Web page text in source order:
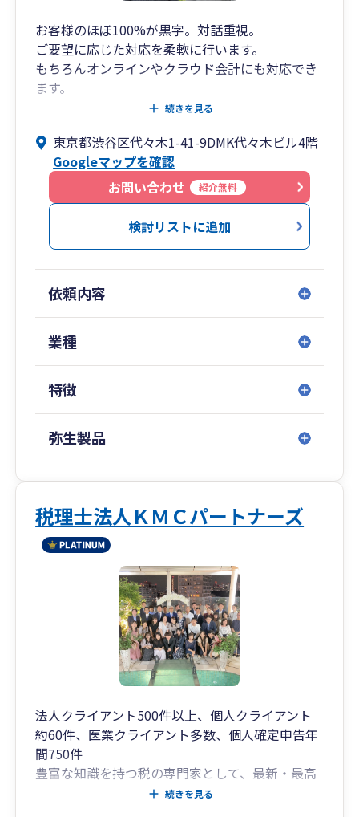
金繰りはお世辞にも順風満帆で安心経営とは言え
ず、金策に走る事も多かったと聞いています。
当時は、「黒字なのに資金繰りが厳しい理由」が
わかりませんでしたが、今なら説明ができます。
私たちの仕事は、いかに「難しいことをわかりや
すく」するかが重要だと考えています。
難しい専門用語をできる限り無くし、回りくどい
内容をシンプルに説明することで、「日本一わか
りやすい税理士」を目指しています。
クラウド会計、ＯＣＲ、クラウドサーバー、ビジ
ネスチャット、リモートシステムなど、新しい技
術がどんどん出てきています。
未だに会計ソフトを手入力している方、会計帳簿
ャンスです。
祖父や父のような中小企業の社長を助けたい、と
もに走りたいと考え、税理士になりました。
いく経営者として、最高のＩＴ税理士法人を導い
ていきたいと考えています。
お客様のほぼ100%が黒字。対話重視。
ご要望に応じた対応を柔軟に行います。
もちろんオンラインやクラウド会計にも対応でき
ます。
決算数ヶ月前からの納税予測と提案。
30年以上の経験で多角的に経営を支援。
続きを見る
東京都渋谷区代々木1-41-9DMK代々木ビル4階
Googleマップを確認
お問い合わせ
紹介無料
検討リストに追加
依頼内容
業種
特徴
弥生製品
税理士法人ＫＭＣパートナーズ
法人クライアント500件以上、個人クライアント
約60件、医業クライアント多数、個人確定申告年
間750件
豊富な知識を持つ税の専門家として、最新・最高
の税務アドバイスを提供いたします。
続きを見る